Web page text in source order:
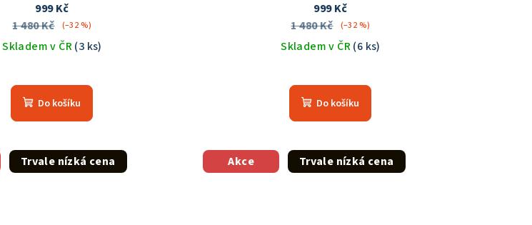
999 Kč
1 480 Kč
(–32 %)
Skladem v ČR(3 ks)
hodnocení
produktu
je
z
5
Do košíku
999 Kč
1 480 Kč
(–32 %)
Skladem v ČR(6 ks)
hodnocení
produktu
je
z
5
Do košíku
Trvale nízká cena Akce Trvale nízká cena